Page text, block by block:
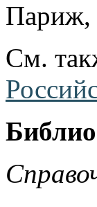
Париж,
См.